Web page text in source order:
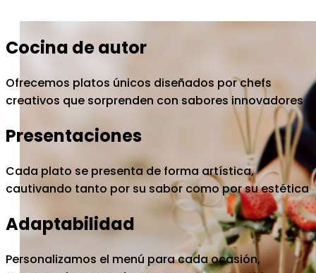
Cocina de autor
Ofrecemos platos únicos diseñados por chefs
creativos que sorprenden con sabores innovadores
Presentaciones
Cada plato se presenta de forma artística,
cautivando tanto por su sabor como por su estética
Adaptabilidad
Personalizamos el menú para cada ocasión,